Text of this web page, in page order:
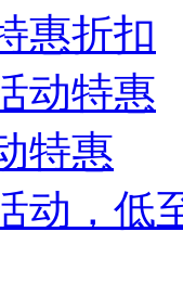
惠折扣
动特惠
特惠
动，低